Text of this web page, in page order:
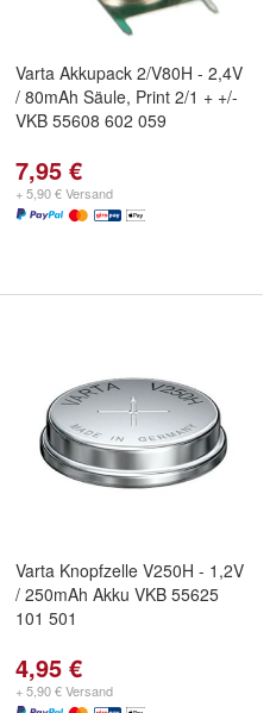
Varta Akkupack 2/V80H - 2,4V
/ 80mAh Säule, Print 2/1 + +/-
VKB 55608 602 059
7,95 €
+ 5,90 € Versand
Varta Knopfzelle V250H - 1,2V
/ 250mAh Akku VKB 55625
101 501
4,95 €
+ 5,90 € Versand